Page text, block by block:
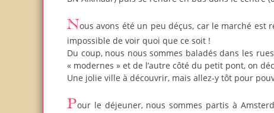
Nous avons été un peu déçus, car le marché est réputé pour voir le fromage, mais avec le monde qui est présent,
impossible de voir quoi que ce soit !
Du coup, nous nous sommes baladés dans les
« modernes » et de l’autre côté du petit pont, on
Une jolie ville à découvrir, mais allez-y tôt pour
Pour le déjeuner, nous sommes partis à